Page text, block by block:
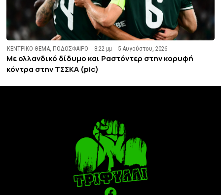
ΚΕΝΤΡΙΚΟ ΘΕΜΑ ,ΠΟΔΟΣΦΑΙΡΟ 8:22 μμ 5 Αυγούστου, 2026
Με ολλανδικό δίδυμο και Ραστόντερ στην κορυφή
κόντρα στην ΤΣΣΚΑ (pic)